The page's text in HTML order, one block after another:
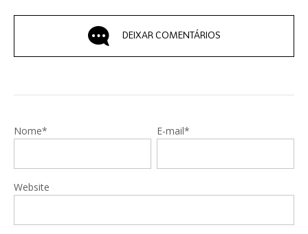
DEIXAR COMENTÁRIOS
Nome* E-mail*
Website